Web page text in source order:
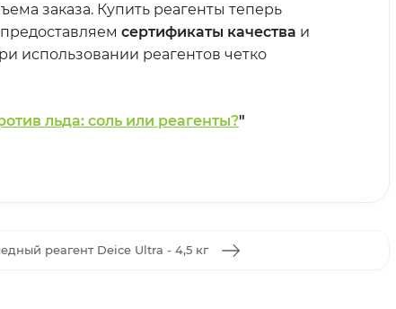
заказа. Купить реагенты теперь
сертификаты качества и
использовании реагентов четко
льда: соль или реагенты?"
реагент Deice Ultra - 4,5 кг